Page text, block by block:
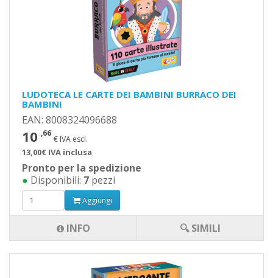
LUDOTECA LE CARTE DEI BAMBINI BURRACO DEI
BAMBINI
EAN: 8008324096688
10 ,66
€ IVA escl.
13,00€ IVA inclusa
Pronto per la spedizione
● Disponibili: 7 pezzi
Aggiungi
INFO 🔍 SIMILI